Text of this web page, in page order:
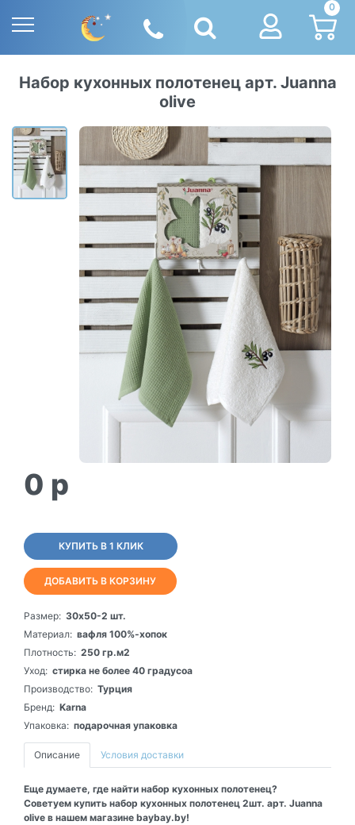
0
Набор кухонных полотенец арт. Juanna
olive
0 p
КУПИТЬ В 1 КЛИК
ДОБАВИТЬ В КОРЗИНУ
Размер: 30х50-2 шт.
Материал: вафля 100%-хопок
Плотность: 250 гр.м2
Уход: стирка не более 40 градусоа
Производство: Турция
Бренд: Karna
Упаковка: подарочная упаковка
Описание Условия доставки
Еще думаете, где найти набор кухонных полотенец?
Советуем купить набор кухонных полотенец 2шт. арт. Juanna
olive в нашем магазине baybay.by!